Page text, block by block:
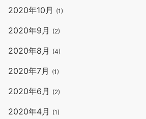
2020年10月 (1)
2020年9月 (2)
2020年8月 (4)
2020年7月 (1)
2020年6月 (2)
2020年4月 (1)